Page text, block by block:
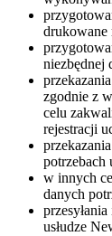
drukowane
niezbędnej
zgodnie z
celu
rejestracji
potrzebach
w innych
danych
usłudze